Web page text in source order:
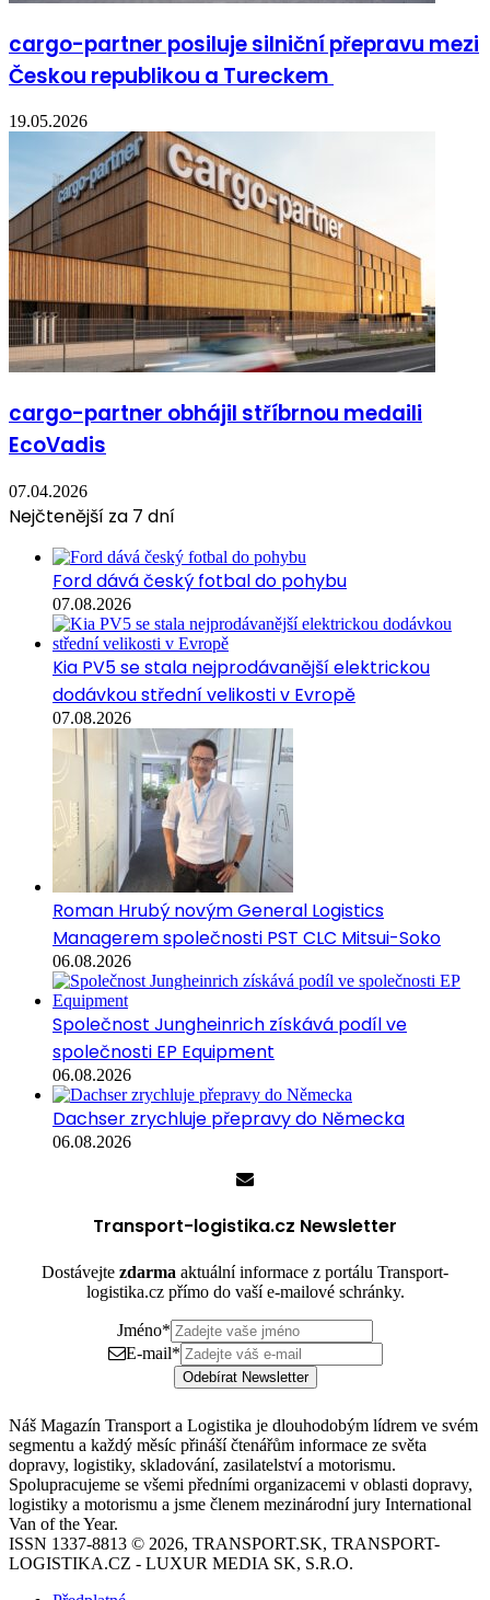
cargo-partner posiluje silniční přepravu mezi
Českou republikou a Tureckem
19.05.2026
cargo-partner obhájil stříbrnou medaili
EcoVadis
07.04.2026
Nejčtenější za 7 dní
Ford dává český fotbal do pohybu
07.08.2026
Kia PV5 se stala nejprodávanější elektrickou
dodávkou střední velikosti v Evropě
07.08.2026
Roman Hrubý novým General Logistics
Managerem společnosti PST CLC Mitsui-Soko
06.08.2026
Společnost Jungheinrich získává podíl ve
společnosti EP Equipment
06.08.2026
Dachser zrychluje přepravy do Německa
06.08.2026
Transport-logistika.cz Newsletter
Dostávejte zdarma aktuální informace z portálu Transport-
logistika.cz přímo do vaší e-mailové schránky.
Jméno*
E-mail*
Odebírat Newsletter
Náš Magazín Transport a Logistika je dlouhodobým lídrem ve svém
segmentu a každý měsíc přináší čtenářům informace ze světa
dopravy, logistiky, skladování, zasilatelství a motorismu.
Spolupracujeme se všemi předními organizacemi v oblasti dopravy,
logistiky a motorismu a jsme členem mezinárodní jury International
Van of the Year.
ISSN 1337-8813 © 2026, TRANSPORT.SK, TRANSPORT-
LOGISTIKA.CZ - LUXUR MEDIA SK, S.R.O.